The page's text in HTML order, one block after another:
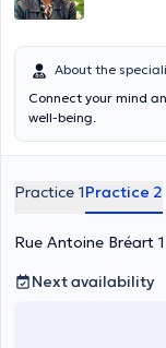
About the
Connect your mind
well-being.
Practice 1Practice 2
Rue Antoine Bréart
Next availability